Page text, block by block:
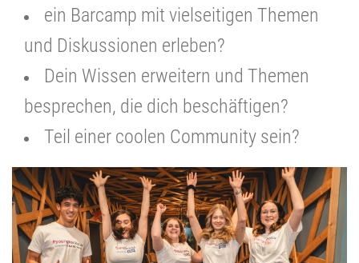
ein Barcamp mit vielseitigen Themen
und Diskussionen erleben?
Dein Wissen erweitern und Themen
besprechen, die dich beschäftigen?
Teil einer coolen Community sein?